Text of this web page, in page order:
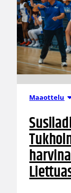
Maaottelu